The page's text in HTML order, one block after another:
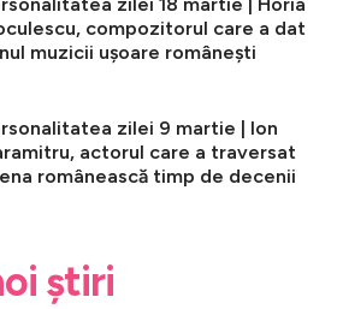
compozitorul care a dat
muzicii ușoare românești
zilei 9 martie | Ion
actorul care a traversat
românească timp de decenii
știri